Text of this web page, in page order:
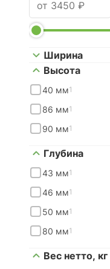
Ширина
Высота
40 мм1
86 мм1
90 мм1
Глубина
43 мм1
46 мм1
50 мм1
80 мм1
Вес нетто, кг